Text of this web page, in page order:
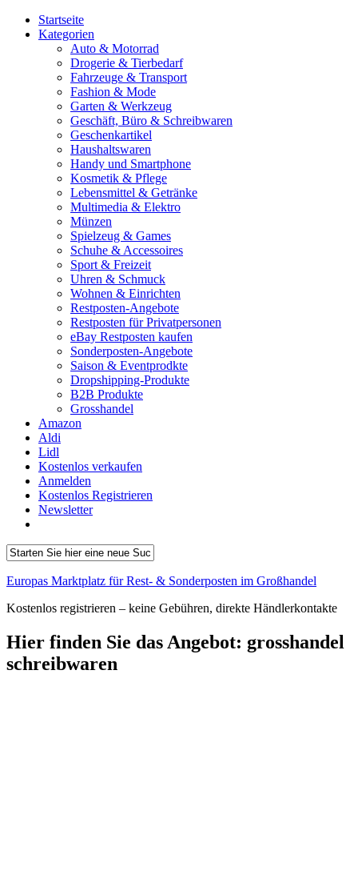
Startseite
Kategorien
Auto & Motorrad
Drogerie & Tierbedarf
Fahrzeuge & Transport
Fashion & Mode
Garten & Werkzeug
Geschäft, Büro & Schreibwaren
Geschenkartikel
Haushaltswaren
Handy und Smartphone
Kosmetik & Pflege
Lebensmittel & Getränke
Multimedia & Elektro
Münzen
Spielzeug & Games
Schuhe & Accessoires
Sport & Freizeit
Uhren & Schmuck
Wohnen & Einrichten
Restposten-Angebote
Restposten für Privatpersonen
eBay Restposten kaufen
Sonderposten-Angebote
Saison & Eventprodkte
Dropshipping-Produkte
B2B Produkte
Grosshandel
Amazon
Aldi
Lidl
Kostenlos verkaufen
Anmelden
Kostenlos Registrieren
Newsletter
Europas Marktplatz für Rest- & Sonderposten im Großhandel
Kostenlos registrieren – keine Gebühren, direkte Händlerkontakte
Hier finden Sie das Angebot: grosshandel
schreibwaren